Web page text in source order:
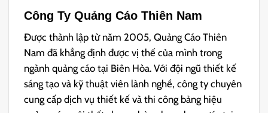
Công Ty Quảng Cáo Thiên Nam
Được thành lập từ năm 2005, Quảng Cáo Thiên
Nam đã khẳng định được vị thế của mình trong
ngành quảng cáo tại Biên Hòa. Với đội ngũ thiết kế
sáng tạo và kỹ thuật viên lành nghề, công ty chuyên
cung cấp dịch vụ thiết kế và thi công bảng hiệu